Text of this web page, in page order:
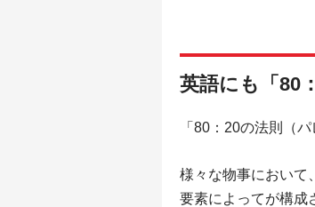
英語にも「80
「80：20の法則（
様々な物事において
要素によってが構成